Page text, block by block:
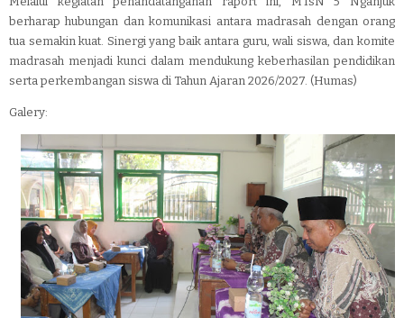
berharap hubungan dan komunikasi antara madrasah dengan orang
tua semakin kuat. Sinergi yang baik antara guru, wali siswa, dan komite
madrasah menjadi kunci dalam mendukung keberhasilan pendidikan
serta perkembangan siswa di Tahun Ajaran 2026/2027. (Humas)
Galery: